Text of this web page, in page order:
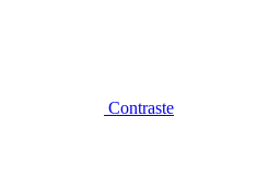
Contraste